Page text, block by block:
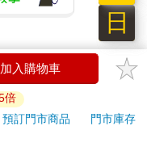
獲電話要求您前往
騙上當！
品須為全新狀態**
加入購物車
倍
預訂門市商品
門市庫存
日